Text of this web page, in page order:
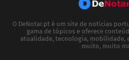
O DeNotar.pt é um site de notícias
gama de tópicos e oferece
atualidade, tecnologia, mobilidade,
muito, muito